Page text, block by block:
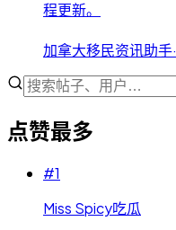
程更新。
加拿大移民资讯助手·
点赞最多
#1
Miss Spicy吃瓜